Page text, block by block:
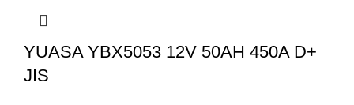
YUASA YBX5053 12V 50AH 450A D+
JIS